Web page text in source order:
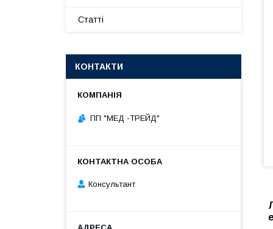
Статті
КОНТАКТИ
ПП "МЕД -ТРЕЙД"
Консультант